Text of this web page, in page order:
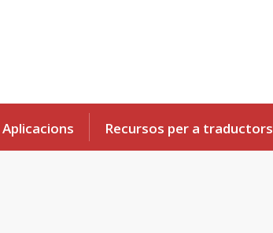
Aplicacions Recursos per a traductors